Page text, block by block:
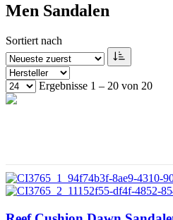
Men Sandalen
Sortiert nach
Ergebnisse 1 – 20 von 20